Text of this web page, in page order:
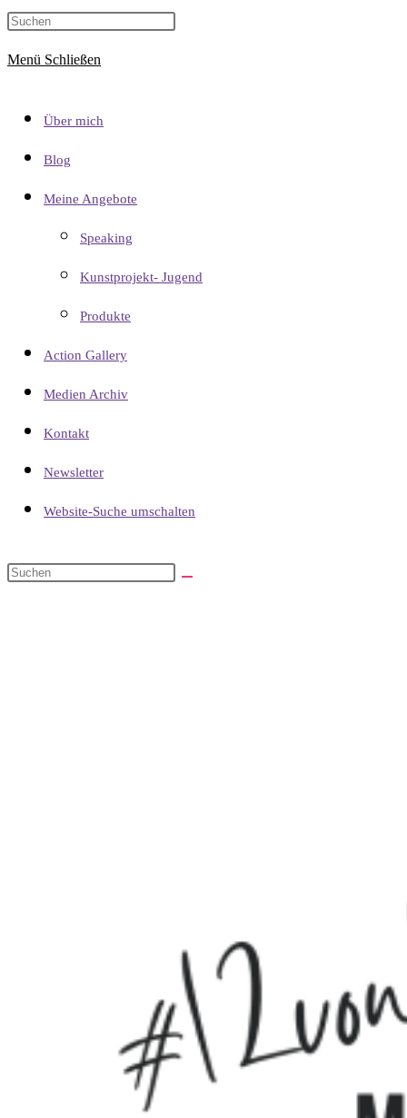
Menü Schließen
Über mich
Blog
Meine Angebote
Speaking
Kunstprojekt- Jugend
Produkte
Action Gallery
Medien Archiv
Kontakt
Newsletter
Website-Suche umschalten